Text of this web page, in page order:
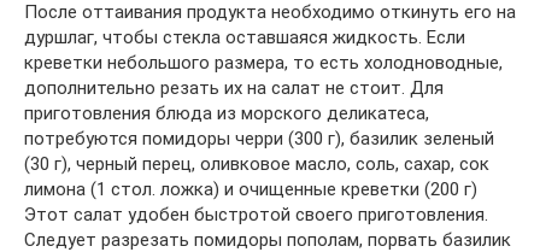
После оттаивания продукта необходимо откинуть его на
дуршлаг, чтобы стекла оставшаяся жидкость. Если
креветки небольшого размера, то есть холодноводные,
дополнительно резать их на салат не стоит. Для
приготовления блюда из морского деликатеса,
потребуются помидоры черри (300 г), базилик зеленый
(30 г), черный перец, оливковое масло, соль, сахар, сок
лимона (1 стол. ложка) и очищенные креветки (200 г)
Этот салат удобен быстротой своего приготовления.
Следует разрезать помидоры пополам, порвать базилик